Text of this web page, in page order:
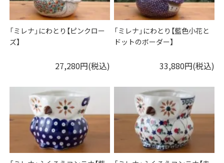
「ミレナ」にわとり【ピンクロー
ズ】
27,280円(税込)
「ミレナ」にわとり【藍色小花と
ドットのボーダー】
33,880円(税込)